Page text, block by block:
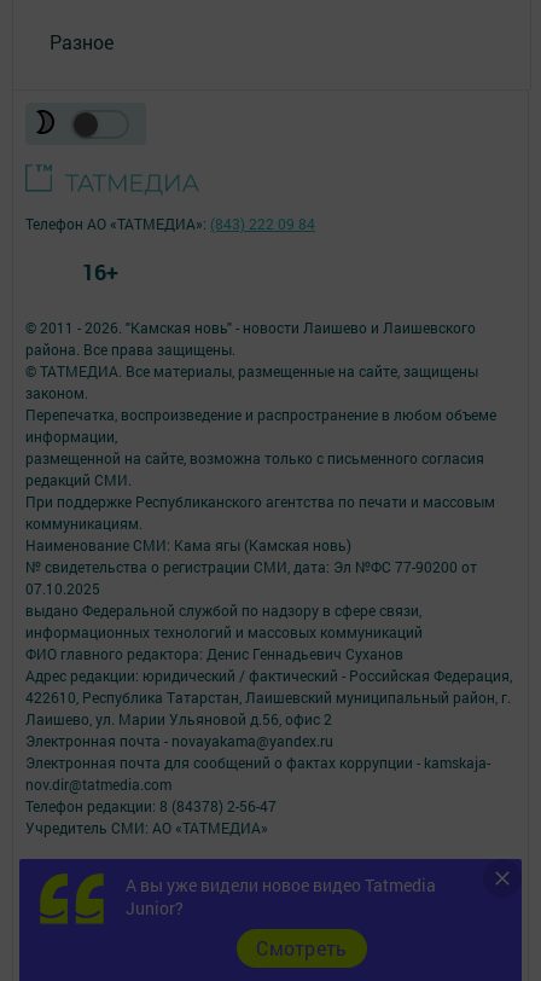
Разное
А вы уже видели новое видео Tatmedia
Junior?
Cмотреть
© 2011 - 2026. "Камская новь" - новости Лаишево и Лаишевского
района. Все права защищены.
© ТАТМЕДИА. Все материалы, размещенные на сайте, защищены
законом.
Перепечатка, воспроизведение и распространение в любом объеме
информации,
размещенной на сайте, возможна только с письменного согласия
редакций СМИ.
При поддержке Республиканского агентства по печати и массовым
коммуникациям.
Наименование СМИ: Кама ягы (Камская новь)
№ свидетельства о регистрации СМИ, дата: Эл №ФC 77-90200 от
07.10.2025
выдано Федеральной службой по надзору в сфере связи,
информационных технологий и массовых коммуникаций
ФИО главного редактора: Денис Геннадьевич Суханов
Адрес редакции: юридический / фактический - Российская Федерация,
422610, Республика Татарстан, Лаишевский муниципальный район, г.
Лаишево, ул. Марии Ульяновой д.56, офис 2
Электронная почта - novayakama@yandex.ru
Электронная почта для сообщений о фактах коррупции - kamskaja-
nov.dir@tatmedia.com
Телефон редакции: 8 (84378) 2-56-47
Учредитель СМИ: АО «ТАТМЕДИА»
Антикоррупционная политика
АО «ТАТМЕДИА» использует «cookie»для персонализации сервисов и
удобства пользователей сайтом.
Использование «cookie» можно отменить в настройках браузера.
Политика конфиденциальности
Телефон АО «ТАТМЕДИА»: (843) 222 09 84
16+